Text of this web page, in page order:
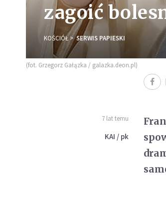
zagoić
KOŚCIÓŁ SERWIS PAPIESKI
(fot. Grzegorz Gałązka / galazka.deon.pl)
7 lat temu
KAI / pk